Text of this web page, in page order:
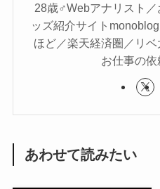
28歳♂Webアナリスト
ッズ紹介サイト
ほど／楽天経済圏／リ
お仕事の依
あわせて読みたい